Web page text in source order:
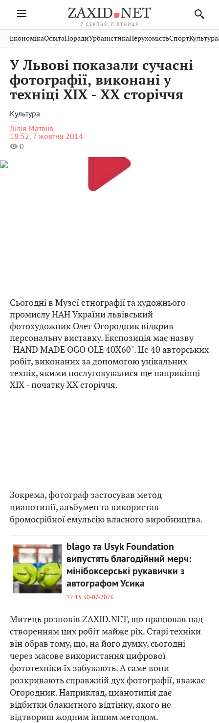
7 СЕРПНЯ, П'ЯТНИЦЯ
Івано-
Франківськ
Волинь
Закарпаття
Рівне
Чернівці
Шептицький
Стрий
Хмельницький
Вінниця
Публікації
Авто СловкоКультура
Кіно Дім СпортКраєзнавство
ФотоОсвітаНерухомість
Домашні
тварини
ЕкономікаОсвітаПорадиУрбаністикаНерухомістьСпортКультура
У Львові показали сучасні
фотографії, виконані у
техніці ХІХ - ХХ сторіччя
Культура
—
Лілія Матвіїв,
18:52, 7 жовтня 2014
0
Сьогодні в Музеї етнографії та художнього
промислу НАН України львівський
фотохудожник Олег Огородник відкрив
персональну виставку. Експозиція має назву
"HAND MADE OGO OLE 40X60". Це 40 авторських
робіт, виконаних за допомогою унікальних
технік, якими послуговувалися ще наприкінці
ХІХ - початку ХХ сторіччя.
Зокрема, фотограф застосував метод
цианотипії, альбумен та використав
бромосрібної емульсію власного виробництва.
blago та Usyk Foundation
випустять благодійний мерч:
мінібоксерські рукавички з
автографом Усика
12:15 30-07-2026
Митець розповів ZAXID.NET, що працював над
створенням цих робіт майже рік. Старі техніки
він обрав тому, що, на його думку, сьогодні
через масове використання цифрової
фототехніки їх забувають. А саме вони
розкривають справжній дух фотографії, вважає
Огородник. Наприклад, цианотипія дає
відбитки блакитного відтінку, якого не
відтвориш жодним іншим методом.